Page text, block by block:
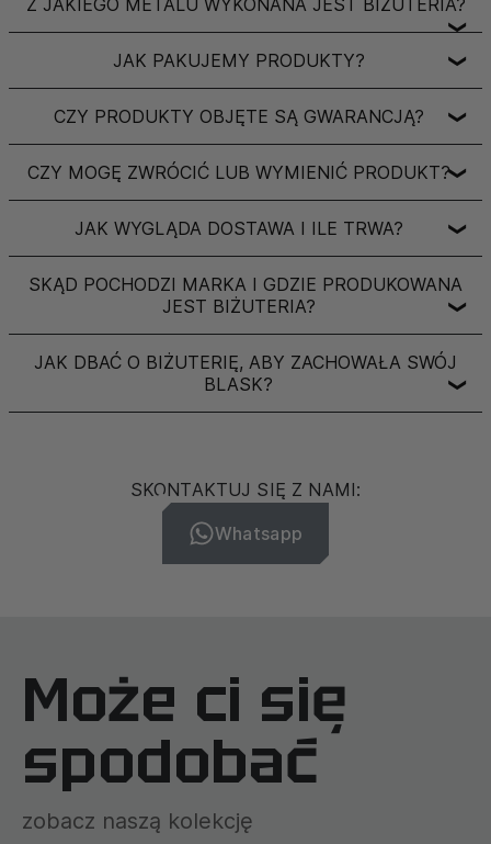
Z JAKIEGO METALU WYKONANA JEST BIŻUTERIA?
❯
JAK PAKUJEMY PRODUKTY? ❯
CZY PRODUKTY OBJĘTE SĄ GWARANCJĄ? ❯
CZY MOGĘ ZWRÓCIĆ LUB WYMIENIĆ PRODUKT?❯
JAK WYGLĄDA DOSTAWA I ILE TRWA? ❯
SKĄD POCHODZI MARKA I GDZIE PRODUKOWANA
JEST BIŻUTERIA?
❯
JAK DBAĆ O BIŻUTERIĘ, ABY ZACHOWAŁA SWÓJ
BLASK?
❯
SKONTAKTUJ SIĘ Z NAMI:
Whatsapp
Może ci się
spodobać
zobacz naszą kolekcję